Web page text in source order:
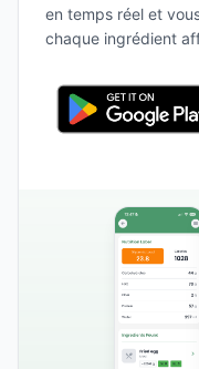
en temps réel et
chaque ingrédient